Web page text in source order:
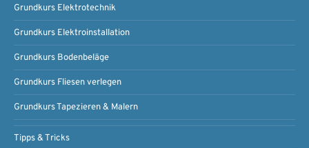
Grundkurs Elektrotechnik
Grundkurs Elektroinstallation
Grundkurs Bodenbeläge
Grundkurs Fliesen verlegen
Grundkurs Tapezieren & Malern
Tipps & Tricks